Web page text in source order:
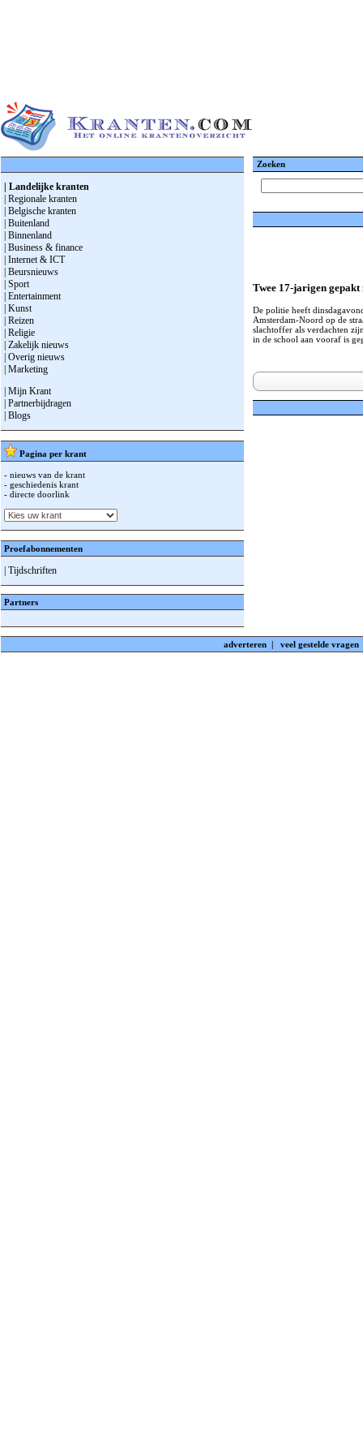
| Landelijke kranten
| Regionale kranten
| Belgische kranten
| Buitenland
| Binnenland
| Business & finance
| Internet & ICT
| Beursnieuws
| Sport
| Entertainment
| Kunst
| Reizen
| Religie
| Zakelijk nieuws
| Overig nieuws
| Marketing
| Mijn Krant
| Partnerbijdragen
| Blogs
Pagina per krant
- nieuws van de krant
- geschiedenis krant
- directe doorlink
Proefabonnementen
| Tijdschriften
Partners
Zoeken
Twee 17-jarigen gepakt
De politie heeft
Amsterdam-Noord op de
slachtoffer als verdachten
in de school aan vooraf is
adverteren | veel gestelde vragen